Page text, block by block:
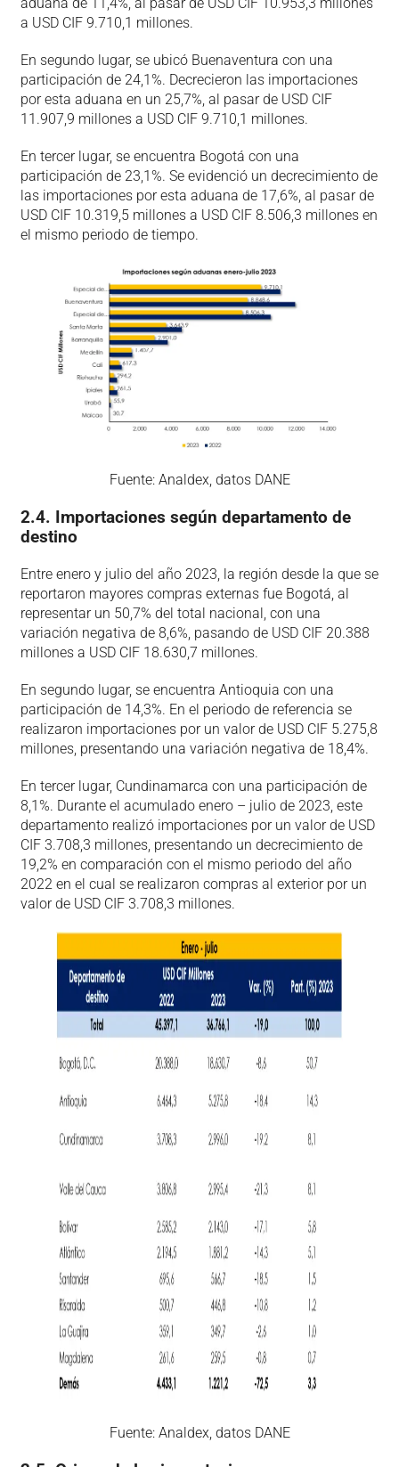
a USD CIF 9.710,1 millones.
En segundo lugar, se ubicó Buenaventura con una
participación de 24,1%. Decrecieron las importaciones
por esta aduana en un 25,7%, al pasar de USD CIF
11.907,9 millones a USD CIF 9.710,1 millones.
En tercer lugar, se encuentra Bogotá con una
participación de 23,1%. Se evidenció un decrecimiento de
las importaciones por esta aduana de 17,6%, al pasar de
USD CIF 10.319,5 millones a USD CIF 8.506,3 millones en
el mismo periodo de tiempo.
Fuente: Analdex, datos DANE
2.4. Importaciones según departamento de
destino
Entre enero y julio del año 2023, la región desde la que se
reportaron mayores compras externas fue Bogotá, al
representar un 50,7% del total nacional, con una
variación negativa de 8,6%, pasando de USD CIF 20.388
millones a USD CIF 18.630,7 millones.
En segundo lugar, se encuentra Antioquia con una
participación de 14,3%. En el periodo de referencia se
realizaron importaciones por un valor de USD CIF 5.275,8
millones, presentando una variación negativa de 18,4%.
En tercer lugar, Cundinamarca con una participación de
8,1%. Durante el acumulado enero – julio de 2023, este
departamento realizó importaciones por un valor de USD
CIF 3.708,3 millones, presentando un decrecimiento de
19,2% en comparación con el mismo periodo del año
2022 en el cual se realizaron compras al exterior por un
valor de USD CIF 3.708,3 millones.
Fuente: Analdex, datos DANE